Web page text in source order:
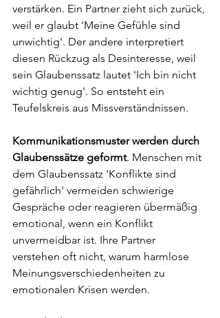
verstärken. Ein Partner zieht sich zurück,
weil er glaubt 'Meine Gefühle sind
unwichtig'. Der andere interpretiert
diesen Rückzug als Desinteresse, weil
sein Glaubenssatz lautet 'Ich bin nicht
wichtig genug'. So entsteht ein
Teufelskreis aus Missverständnissen.
Kommunikationsmuster werden durch
Glaubenssätze geformt. Menschen mit
dem Glaubenssatz 'Konflikte sind
gefährlich' vermeiden schwierige
Gespräche oder reagieren übermäßig
emotional, wenn ein Konflikt
unvermeidbar ist. Ihre Partner
verstehen oft nicht, warum harmlose
Meinungsverschiedenheiten zu
emotionalen Krisen werden.